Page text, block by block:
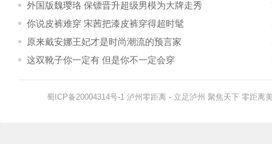
外国版魏璎珞 保镖晋升超级男模为大牌走秀
你说皮裤难穿 宋茜把漆皮裤穿得超时髦
原来戴安娜王妃才是时尚潮流的预言家
这双靴子你一定有 但是你不一定会穿
蜀ICP备20004314号-1 泸州零距离 - 立足泸州 聚焦天下 零距离